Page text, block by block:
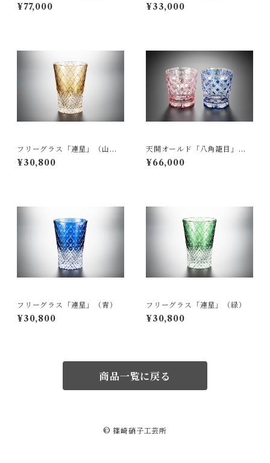
（ペア）
¥77,000
赤）
¥33,000
フリーグラス「連星」（山
吹）
¥30,800
天開オールド「八角籠目」
（ペア）
¥66,000
フリーグラス「連星」（青）
¥30,800
フリーグラス「連星」（緑）
¥30,800
商品一覧に戻る
© 篠崎硝子工芸所